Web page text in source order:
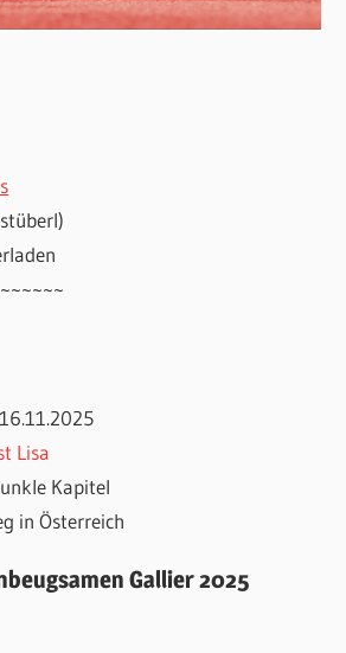
16.11.2025
Lisa
Kapitel
in Österreich
Gallier 2025